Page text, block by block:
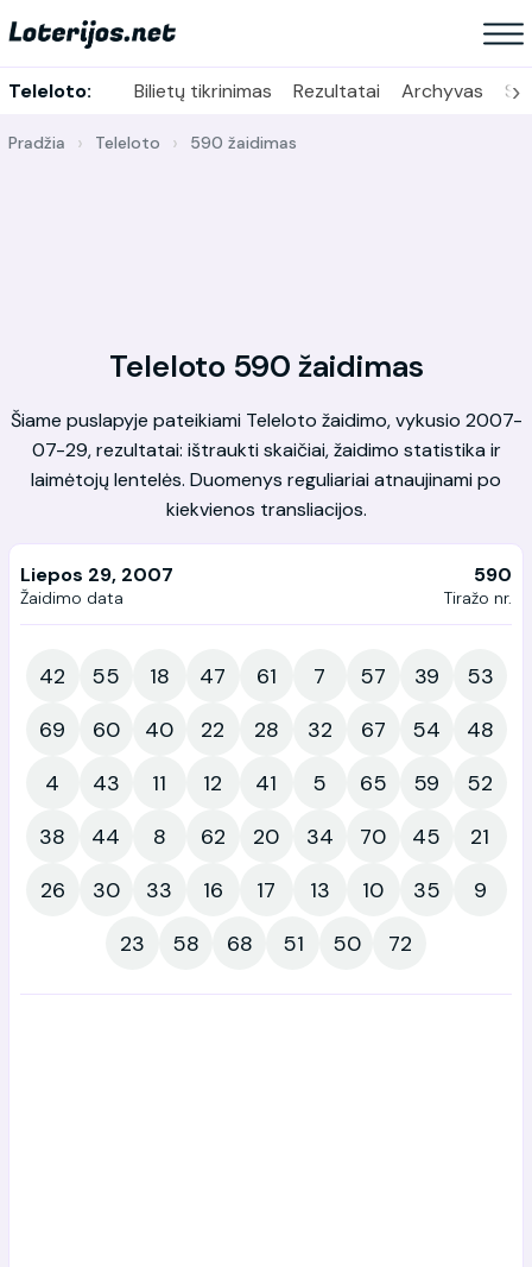
Teleloto: Bilietų tikrinimas Rezultatai Archyvas ›
Pradžia Teleloto 590 žaidimas
Teleloto 590 žaidimas
Šiame puslapyje pateikiami Teleloto žaidimo, vykusio 2007-
07-29, rezultatai: ištraukti skaičiai, žaidimo statistika ir
laimėtojų lentelės. Duomenys reguliariai atnaujinami po
kiekvienos transliacijos.
Liepos 29, 2007
Žaidimo data
590
Tiražo nr.
42 55 18 47 61 7 57 39
53
69
60 40 22 28 32 67 54
48
4
43 11 12 41 5 65 59
52
38
44 8 62 20 34 70 45
21
26
30 33 16 17 13 10 35
9
23
58 68 51 50 72